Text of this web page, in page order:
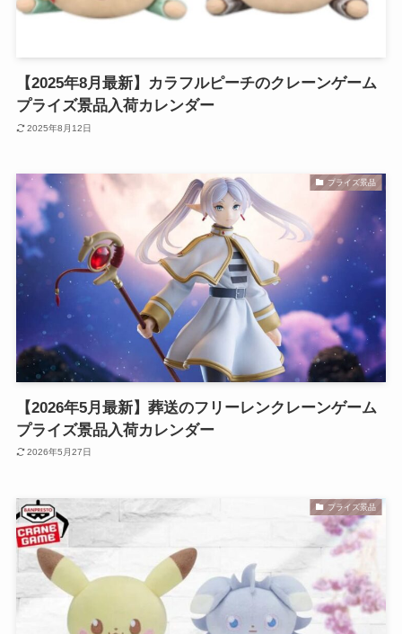
【2025年8月最新】カラフルピーチのクレーンゲーム
プライズ景品入荷カレンダー
2025年8月12日
プライズ景品
【2026年5月最新】葬送のフリーレンクレーンゲーム
プライズ景品入荷カレンダー
2026年5月27日
プライズ景品